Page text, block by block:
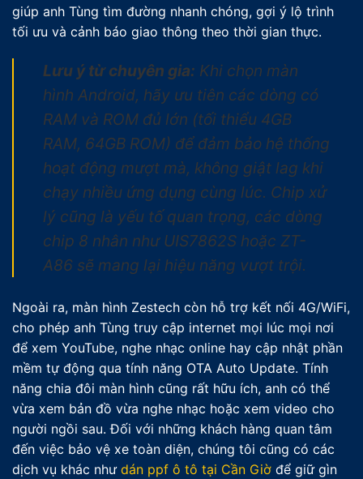
giúp anh Tùng tìm đường nhanh chóng, gợi ý lộ trình
tối ưu và cảnh báo giao thông theo thời gian thực.
Lưu ý từ chuyên gia: Khi chọn màn
hình Android, hãy ưu tiên các dòng có
RAM và ROM đủ lớn (tối thiểu 4GB
RAM, 64GB ROM) để đảm bảo hệ thống
hoạt động mượt mà, không giật lag khi
chạy nhiều ứng dụng cùng lúc. Chip xử
lý cũng là yếu tố quan trọng, các dòng
chip 8 nhân như UIS7862S hoặc ZT-
A86 sẽ mang lại hiệu năng vượt trội.
Ngoài ra, màn hình Zestech còn hỗ trợ kết nối 4G/WiFi,
cho phép anh Tùng truy cập internet mọi lúc mọi nơi
để xem YouTube, nghe nhạc online hay cập nhật phần
mềm tự động qua tính năng OTA Auto Update. Tính
năng chia đôi màn hình cũng rất hữu ích, anh có thể
vừa xem bản đồ vừa nghe nhạc hoặc xem video cho
người ngồi sau. Đối với những khách hàng quan tâm
đến việc bảo vệ xe toàn diện, chúng tôi cũng có các
dịch vụ khác như dán ppf ô tô tại Cần Giờ để giữ gìn